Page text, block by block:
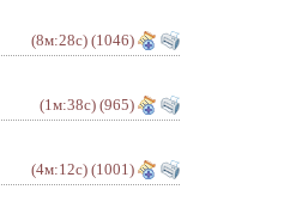
(8м:28с) (1046)
(1м:38с) (965)
(4м:12с) (1001)